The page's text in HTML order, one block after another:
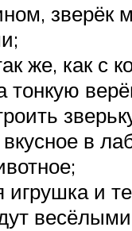
зверёк
же, как с
тонкую
в
игрушка и